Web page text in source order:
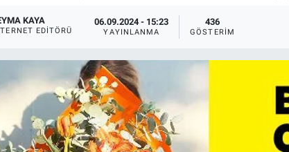
KAYA
EDITÖRÜ
06.09.2024 - 15:23
YAYINLANMA
436
GÖSTERIM